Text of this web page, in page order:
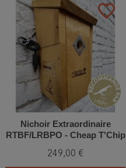
favorite_border
Nichoir Extraordinaire
RTBF/LRBPO - Cheap T'Chip
249,00 €